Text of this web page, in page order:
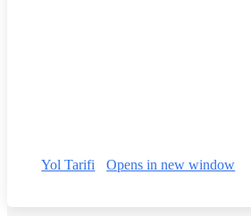
Yol Tarifi Opens in new window